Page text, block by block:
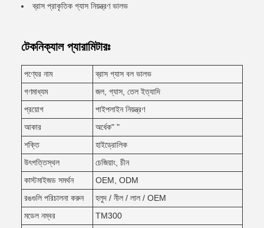
ব্রাস প্রাকৃতিক গ্যাস নিয়ন্ত্রণ ভালভ
টেকনিক্যাল প্যারামিটারঃ
পণ্যের নাম
ব্রাস গ্যাস বল ভালভ
গণমাধ্যম
জল, গ্যাস, তেল ইত্যাদি
প্রয়োগ
পাইপলাইন নিয়ন্ত্রণ
আকার
অর্ধেক" "
শক্তি
হাইড্রোলিক
উৎপত্তিস্থল
চেজিয়াং, চীন
কাস্টমাইজড সমর্থন
OEM, ODM
রঙগুলি পরিচালনা করুন
হলুদ / নীল / লাল / OEM
মডেল নম্বর
TM300